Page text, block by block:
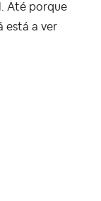
Até porque
está a ver